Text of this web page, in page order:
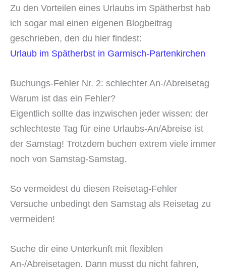
Zu den Vorteilen eines Urlaubs im Spätherbst hab
ich sogar mal einen eigenen Blogbeitrag
geschrieben, den du hier findest:
Urlaub im Spätherbst in Garmisch-Partenkirchen
Buchungs-Fehler Nr. 2: schlechter An-/Abreisetag
Warum ist das ein Fehler?
Eigentlich sollte das inzwischen jeder wissen: der
schlechteste Tag für eine Urlaubs-An/Abreise ist
der Samstag! Trotzdem buchen extrem viele immer
noch von Samstag-Samstag.
So vermeidest du diesen Reisetag-Fehler
Versuche unbedingt den Samstag als Reisetag zu
vermeiden!
Suche dir eine Unterkunft mit flexiblen
An-/Abreisetagen. Dann musst du nicht fahren,